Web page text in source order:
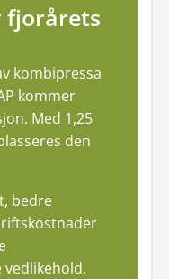
fjorårets
kombipressa
kommer
Med 1,25
den
bedre